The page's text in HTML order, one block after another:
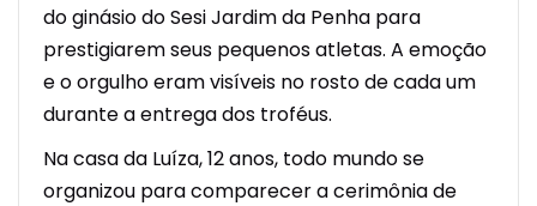
do ginásio do Sesi Jardim da Penha para
prestigiarem seus pequenos atletas. A emoção
e o orgulho eram visíveis no rosto de cada um
durante a entrega dos troféus.
Na casa da Luíza, 12 anos, todo mundo se
organizou para comparecer a cerimônia de